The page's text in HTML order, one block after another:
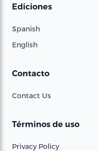
Ediciones
Spanish
English
Contacto
Contact Us
Términos de uso
Privacy Policy